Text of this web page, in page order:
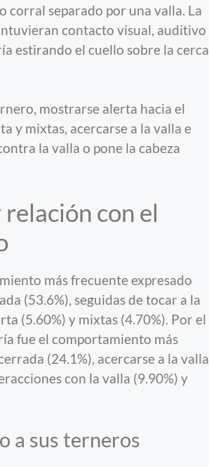
corral separado por una valla. La
contacto visual, auditivo
estirando el cuello sobre la cerca
mostrarse alerta hacia el
y mixtas, acercarse a la valla e
la valla o pone la cabeza
con el
más frecuente expresado
(53.6%), seguidas de tocar a la
(5.60%) y mixtas (4.70%). Por el
fue el comportamiento más
(24.1%), acercarse a la valla
con la valla (9.90%) y
a sus terneros